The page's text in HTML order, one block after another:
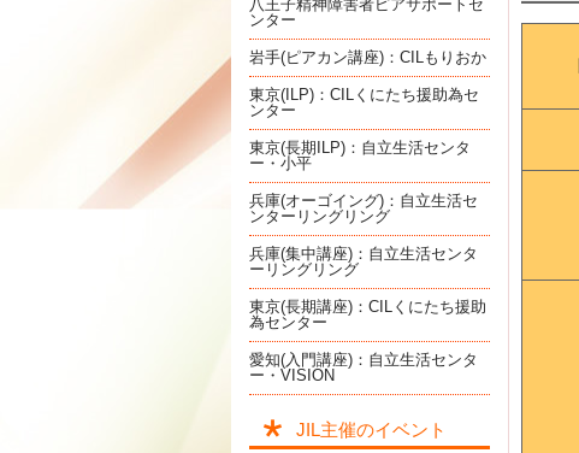
八王子精神障害者ピアサポートセ
ンター
岩手(ピアカン講座)：CILもりおか
東京(ILP)：CILくにたち援助為セ
ンター
東京(長期ILP)：自立生活センタ
ー・小平
兵庫(オーゴイング)：自立生活セ
ンターリングリング
兵庫(集中講座)：自立生活センタ
ーリングリング
東京(長期講座)：CILくにたち援助
為センター
愛知(入門講座)：自立生活センタ
ー・VISION
JIL主催のイベント